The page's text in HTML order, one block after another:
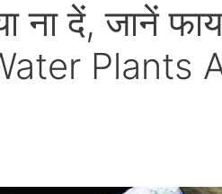
ना दें, जानें
Plants